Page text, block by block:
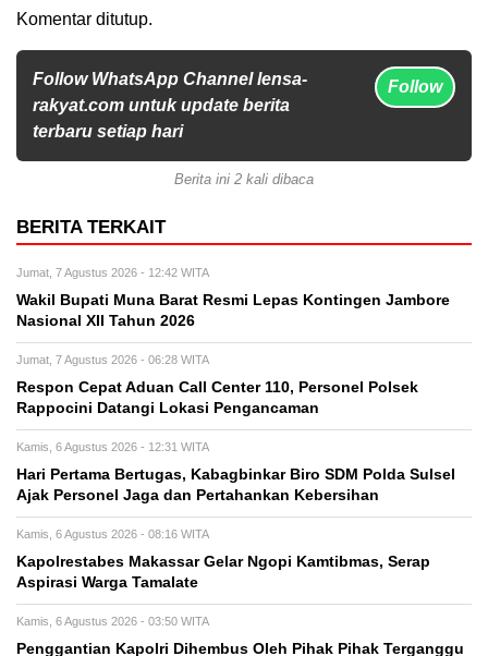
Komentar ditutup.
Follow WhatsApp Channel lensa-
rakyat.com untuk update berita
terbaru setiap hari
Follow
Berita ini 2 kali dibaca
BERITA TERKAIT
Jumat, 7 Agustus 2026 - 12:42 WITA
Wakil Bupati Muna Barat Resmi Lepas Kontingen Jambore
Nasional XII Tahun 2026
Jumat, 7 Agustus 2026 - 06:28 WITA
Respon Cepat Aduan Call Center 110, Personel Polsek
Rappocini Datangi Lokasi Pengancaman
Kamis, 6 Agustus 2026 - 12:31 WITA
Hari Pertama Bertugas, Kabagbinkar Biro SDM Polda Sulsel
Ajak Personel Jaga dan Pertahankan Kebersihan
Kamis, 6 Agustus 2026 - 08:16 WITA
Kapolrestabes Makassar Gelar Ngopi Kamtibmas, Serap
Aspirasi Warga Tamalate
Kamis, 6 Agustus 2026 - 03:50 WITA
Penggantian Kapolri Dihembus Oleh Pihak Pihak Terganggu